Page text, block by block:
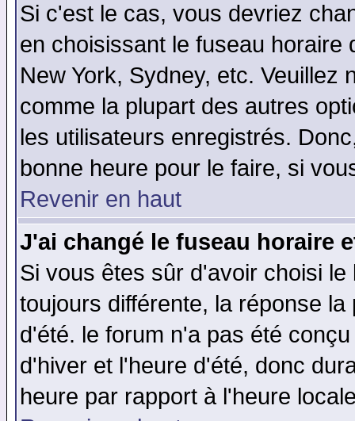
Si c'est le cas, vous devriez
en choisissant le fuseau
New York, Sydney, etc. Veuillez
comme la plupart des autres
les utilisateurs enregistrés.
bonne heure pour le faire, si
Revenir en haut
J'ai changé le fuseau horaire
Si vous êtes sûr d'avoir choisi
toujours différente, la réponse
d'été. le forum n'a pas été
d'hiver et l'heure d'été, donc
heure par rapport à l'heure